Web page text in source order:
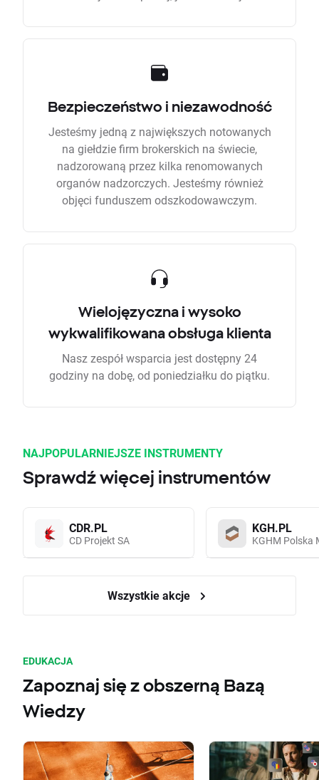
Bezpieczeństwo i niezawodność
Jesteśmy jedną z największych notowanych
na giełdzie firm brokerskich na świecie,
nadzorowaną przez kilka renomowanych
organów nadzorczych. Jesteśmy również
objęci funduszem odszkodowawczym.
Wielojęzyczna i wysoko
wykwalifikowana obsługa klienta
Nasz zespół wsparcia jest dostępny 24
godziny na dobę, od poniedziałku do piątku.
NAJPOPULARNIEJSZE INSTRUMENTY
Sprawdź więcej instrumentów
CDR.PL
CD Projekt SA
KGH.PL
KGHM Polska
Wszystkie akcje
EDUKACJA
Zapoznaj się z obszerną Bazą
Wiedzy